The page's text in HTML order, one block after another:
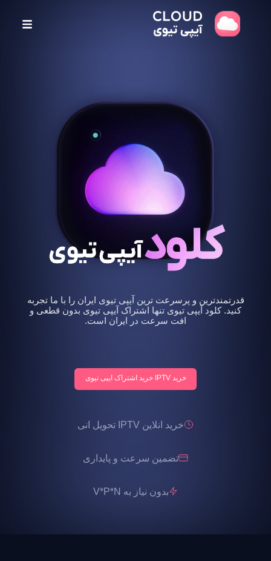
قدرتمندترین و پرسرعت ترین آیپی تیوی ایران را با ما تجربه
کنید. کلود آیپی تیوی تنها اشتراک آیپی تیوی بدون قطعی و
افت سرعت در ایران است.
خرید IPTV خرید اشتراک ایپی تیوی
خرید انلاین IPTV تحویل انی
تضمین سرعت و پایداری
بدون نیاز به V*P*N